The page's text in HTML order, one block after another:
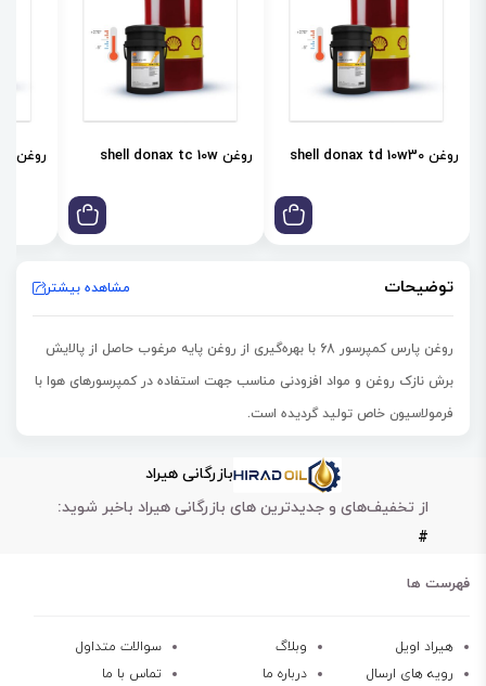
روغن shell donax td 10w30 روغن shell donax tc 10w روغن shell donax td 85w
توضیحات مشاهده بیشتر
روغن پارس کمپرسور 68 با بهره‌گیری از روغن پایه مرغوب حاصل از پالایش
برش نازک روغن و مواد افزودنی مناسب جهت استفاده در کمپرسورهای هوا با
فرمولاسیون خاص تولید گردیده است.
مارپیچی و کمپرسورهای تیغه ای است.
ویژگی‌های روغن پارس کمپرسور 68
مقاومت بالا در برابر اکسیداسیون
خاصیت ضد خوردگی مطلوب
مقاومت در برابر رسوبات کربنی
عملکرد طولانی مدت
بازرگانی هیراد
از تخفیف‌های و جدیدترین های بازرگانی هیراد باخبر شوید:
#
فهرست ها
هیراد اویل وبلاگ
سوالات متداول
رویه های ارسال
درباره ما تماس با ما